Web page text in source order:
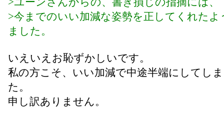
>今までのいい加減な姿勢を正してくれたよ
ました。
いえいえお恥ずかしいです。
私の方こそ、いい加減で中途半端にしてし
た。
申し訳ありません。